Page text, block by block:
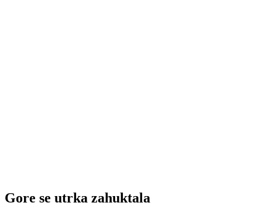
Gore se utrka zahuktala